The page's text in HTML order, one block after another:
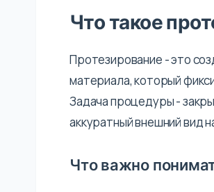
Что такое
Протезирование - это
материала, который
Задача процедуры -
аккуратный внешний вид
Что важно